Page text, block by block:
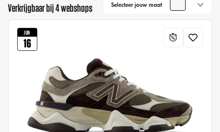
Verkrijgbaar bij 4 webshops Selecteer jouw maat
JUN
16